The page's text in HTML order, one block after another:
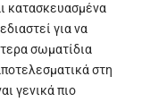
κατασκευασμένα
για να
σωματίδια
στη
γενικά πιο